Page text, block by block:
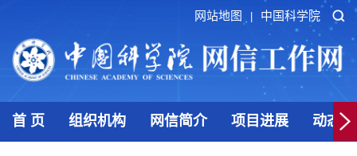
网站地图 中国科学院
首 页 组织机构 网信简介 项目进展 动态